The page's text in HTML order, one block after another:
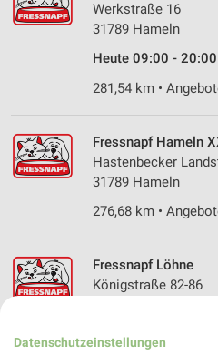
Werkstraße 16
31789 Hameln
Heute 09:00 - 20:00
281,54 km •
Fressnapf Hameln
Hastenbecker
31789 Hameln
276,68 km •
Fressnapf Löhne
Königstraße 82-86
Heute 09:00 - 20:00
Datenschutzeinstellungen